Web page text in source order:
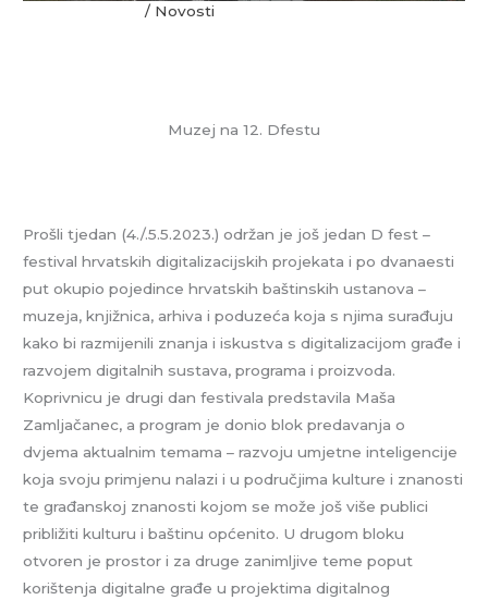
9. svibnja 2023./ Novosti
Muzej na 12. Dfestu
Prošli tjedan (4./.5.5.2023.) održan je još jedan D fest –
festival hrvatskih digitalizacijskih projekata i po dvanaesti
put okupio pojedince hrvatskih baštinskih ustanova –
muzeja, knjižnica, arhiva i poduzeća koja s njima surađuju
kako bi razmijenili znanja i iskustva s digitalizacijom građe i
razvojem digitalnih sustava, programa i proizvoda.
Koprivnicu je drugi dan festivala predstavila Maša
Zamljačanec, a program je donio blok predavanja o
dvjema aktualnim temama – razvoju umjetne inteligencije
koja svoju primjenu nalazi i u područjima kulture i znanosti
te građanskoj znanosti kojom se može još više publici
približiti kulturu i baštinu općenito. U drugom bloku
otvoren je prostor i za druge zanimljive teme poput
korištenja digitalne građe u projektima digitalnog